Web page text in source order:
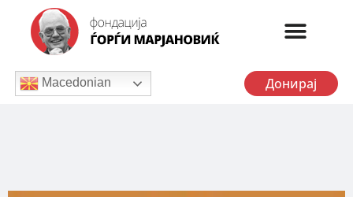
Macedonian Донирај